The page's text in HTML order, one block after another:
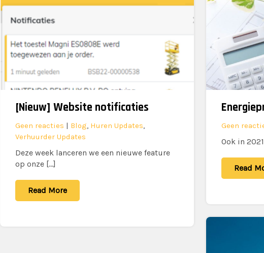
[Nieuw] Website notificaties
Geen reacties | Blog, Huren Updates,
Verhuurder Updates
Deze week lanceren we een nieuwe feature
op onze […]
Read More
Geen
Ook in
Read
paginering